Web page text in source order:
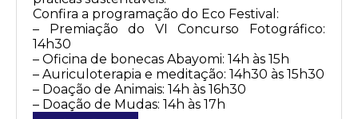
Confira a programação do Eco Festival:
– Premiação do VI Concurso Fotográfico:
14h30
– Oficina de bonecas Abayomi: 14h às 15h
– Auriculoterapia e meditação: 14h30 às 15h30
– Doação de Animais: 14h às 16h30
– Doação de Mudas: 14h às 17h